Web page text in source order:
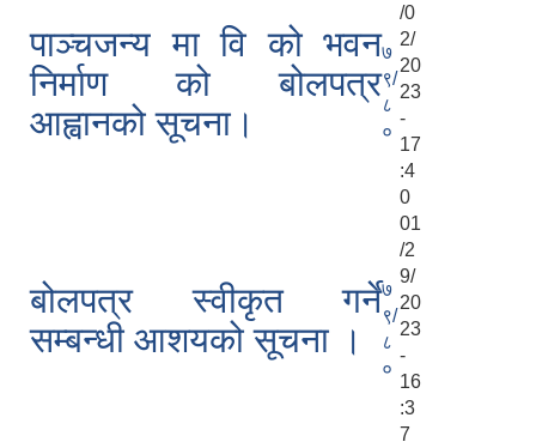
पाञ्चजन्य मा वि को भवन
निर्माण को बोलपत्र
आह्वानको सूचना।
७
९/
८
०
/0
2/
20
23
-
17
:4
0
बोलपत्र स्वीकृत गर्ने
सम्बन्धी आशयको सूचना ।
७
९/
८
०
01
/2
9/
20
23
-
16
:3
7